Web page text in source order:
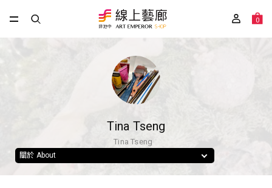
0
Tina Tseng
Tina Tseng
關於 About